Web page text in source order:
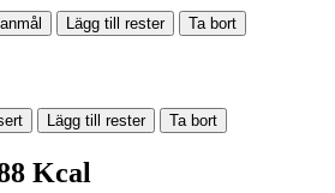
Lägg till rester Ta bort
Lägg till rester Ta bort
Kcal